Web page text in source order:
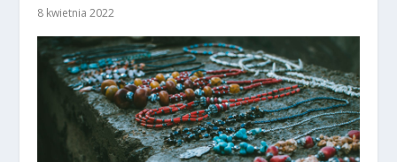
8 kwietnia 2022